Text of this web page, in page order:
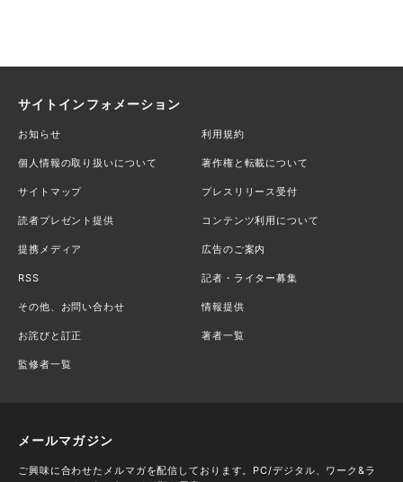
サイトインフォメーション
お知らせ 利用規約
個人情報の取り扱いについて 著作権と転載について
サイトマップ プレスリリース受付
読者プレゼント提供 コンテンツ利用について
提携メディア 広告のご案内
RSS 記者・ライター募集
その他、お問い合わせ 情報提供
お詫びと訂正 著者一覧
監修者一覧
メールマガジン
ご興味に合わせたメルマガを配信しております。PC/デジタル、ワーク&ラ